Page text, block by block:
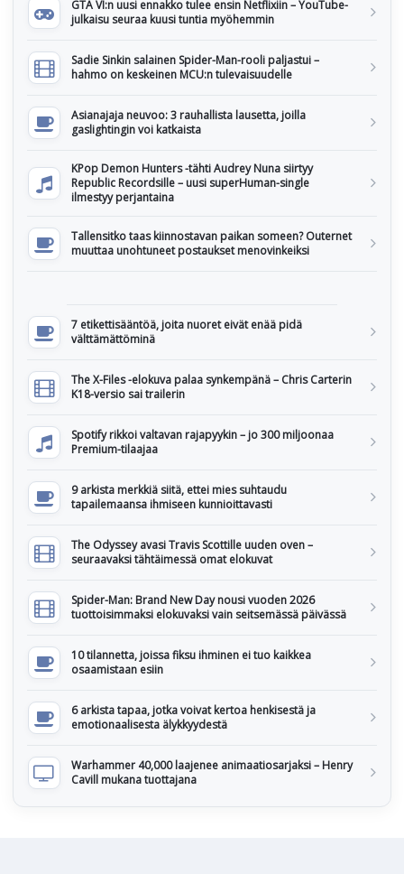
GTA VI:n uusi ennakko tulee ensin Netflixiin – YouTube-
julkaisu seuraa kuusi tuntia myöhemmin
Sadie Sinkin salainen Spider-Man-rooli paljastui –
hahmo on keskeinen MCU:n tulevaisuudelle
Asianajaja neuvoo: 3 rauhallista lausetta, joilla
gaslightingin voi katkaista
KPop Demon Hunters -tähti Audrey Nuna siirtyy
Republic Recordsille – uusi superHuman-single
ilmestyy perjantaina
Tallensitko taas kiinnostavan paikan someen? Outernet
muuttaa unohtuneet postaukset menovinkeiksi
7 etikettisääntöä, joita nuoret eivät enää pidä
välttämättöminä
The X-Files -elokuva palaa synkempänä – Chris Carterin
K18-versio sai trailerin
Spotify rikkoi valtavan rajapyykin – jo 300 miljoonaa
Premium-tilaajaa
9 arkista merkkiä siitä, ettei mies suhtaudu
tapailemaansa ihmiseen kunnioittavasti
The Odyssey avasi Travis Scottille uuden oven –
seuraavaksi tähtäimessä omat elokuvat
Spider-Man: Brand New Day nousi vuoden 2026
tuottoisimmaksi elokuvaksi vain seitsemässä päivässä
10 tilannetta, joissa fiksu ihminen ei tuo kaikkea
osaamistaan esiin
6 arkista tapaa, jotka voivat kertoa henkisestä ja
emotionaalisesta älykkyydestä
Warhammer 40,000 laajenee animaatiosarjaksi – Henry
Cavill mukana tuottajana